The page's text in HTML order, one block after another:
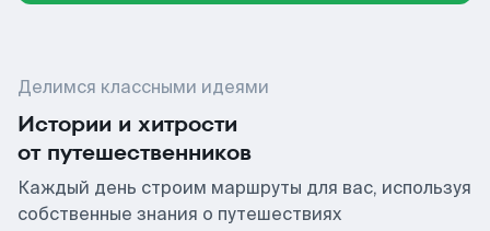
Делимся классными идеями
Истории и хитрости
от путешественников
Каждый день строим маршруты для вас, используя
собственные знания о путешествиях